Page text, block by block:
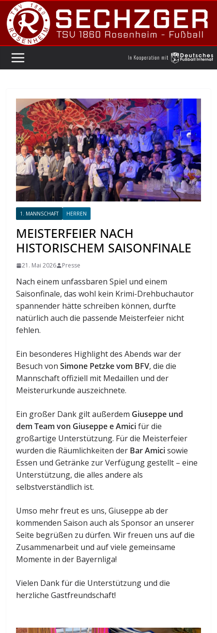
Zum
Inhalt
springen
1. MANNSCHAFT HERREN
MEISTERFEIER NACH
HISTORISCHEM SAISONFINALE
21. Mai 2026 Presse
Nach einem unfassbaren Spiel und einem
Saisonfinale, das wohl kein Krimi-Drehbuchautor
spannender hätte schreiben können, durfte
natürlich auch die passende Meisterfeier nicht
fehlen.
Ein besonderes Highlight des Abends war der
Besuch vonSimone Petzke vom BFV, die die
Mannschaft offiziell mit Medaillen und der
Meisterurkunde auszeichnete.
Ein großer Dank gilt außerdem Giuseppe und
dem Team von Giuseppe e Amicifür die
großartige Unterstützung. Für die Meisterfeier
wurden die Räumlichkeiten der Bar Amicisowie
Essen und Getränke zur Verfügung gestellt – eine
Unterstützung, die alles andere als
selbstverständlich ist.
Umso mehr freut es uns, Giuseppe ab der
kommenden Saison auch als Sponsor an unserer
Seite begrüßen zu dürfen. Wir freuen uns auf die
Zusammenarbeit und auf viele gemeinsame
Momente in der Bayernliga!
Vielen Dank für die Unterstützung und die
herzliche Gastfreundschaft!